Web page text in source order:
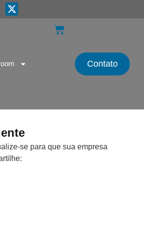
Contato
se para que sua empresa